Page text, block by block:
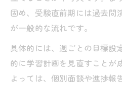
固め、受験直前期には過去問
が一般的な流れです。
具体的には、週ごとの目標設
的に学習計画を見直すことが
よっては、個別面談や進捗報